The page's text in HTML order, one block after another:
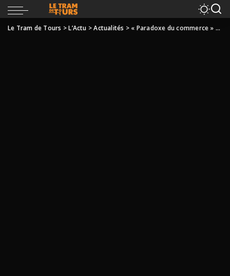
Le Tram de Tours >L’Actu >Actualités > « Paradoxe du commerce » à Tours : faut-il plus ou moins de voitures en ville ?